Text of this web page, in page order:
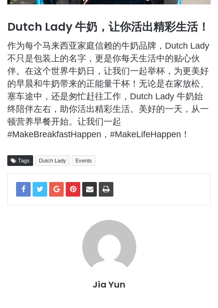
Dutch Lady 牛奶，让你活出精彩生活！
作为每个马来西亚家庭信赖的牛奶品牌，Dutch Lady
不只是包装上的名字，更是你每天生活中的贴心伙
伴。在这个世界牛奶日，让我们一起举杯，为更美好
的早晨和牛奶带来的正能量干杯！无论是在家放松、
塞车途中，还是匆忙赶往工作，Dutch Lady 牛奶始
终陪伴左右，助你活出精彩生活。美好的一天，从一
顿营养早餐开始。让我们一起
#MakeBreakfastHappen，#MakeLifeHappen！
Tags Dutch Lady Events
Jia Yun